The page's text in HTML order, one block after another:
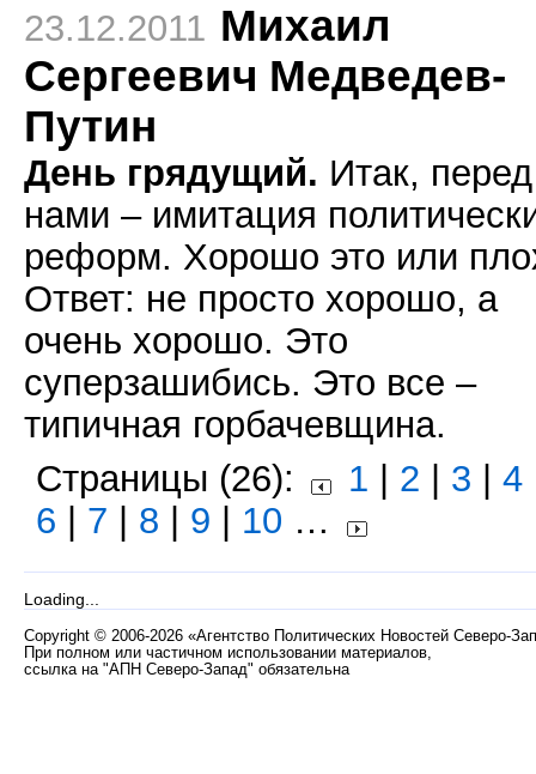
23.12.2011 Михаил
Сергеевич Медведев-
Путин
День грядущий. Итак, перед
нами – имитация
реформ. Хорошо это или
Ответ: не просто хорошо, а
очень хорошо. Это
суперзашибись. Это все –
типичная горбачевщина.
Страницы (26):
1 2 3 4
6
7 8 9 10 …
Loading...
Copyright © 2006-2026 «Агентство Политических Новостей Северо-
При полном или частичном использовании материалов,
ссылка на "АПН Северо-Запад" обязательна